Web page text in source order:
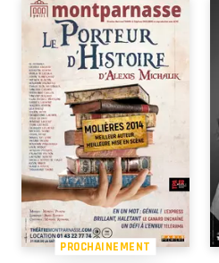
PROCHAINEMENT